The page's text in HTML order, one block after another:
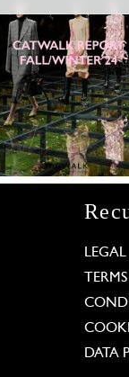
LEGAL
DATA